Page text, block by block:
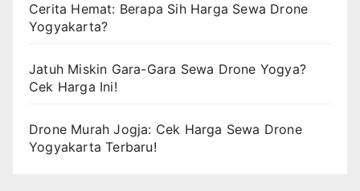
Cerita Hemat: Berapa Sih Harga Sewa Drone
Yogyakarta?
Jatuh Miskin Gara-Gara Sewa Drone Yogya?
Cek Harga Ini!
Drone Murah Jogja: Cek Harga Sewa Drone
Yogyakarta Terbaru!